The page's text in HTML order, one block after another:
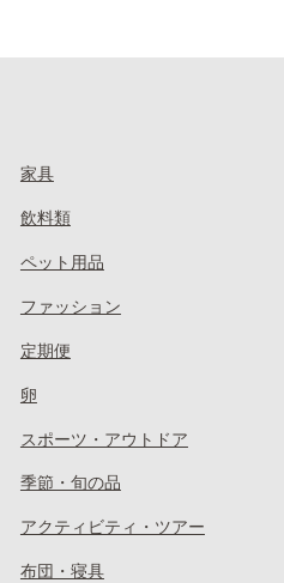
家具
飲料類
ペット用品
ファッション
定期便
卵
スポーツ・アウトドア
季節・旬の品
アクティビティ・ツアー
布団・寝具